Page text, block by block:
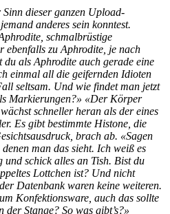
Sinn dieser ganzen Upload-
anderes sein konntest.
schmalbrüstige
ebenfalls zu Aphrodite, je nach
als Aphrodite auch gerade eine
einmal all die geifernden Idioten
seltsam. Und wie findet man jetzt
Markierungen?» «Der Körper
schneller heran als der eines
Es gibt bestimmte Histone, die
brach ab. «Sagen
man das sieht. Ich weiß es
und schick alles an Tish. Bist du
Lottchen ist? Und nicht
Datenbank waren keine weiteren.
Konfektionsware, auch das sollte
Stange? So was gibt’s?»